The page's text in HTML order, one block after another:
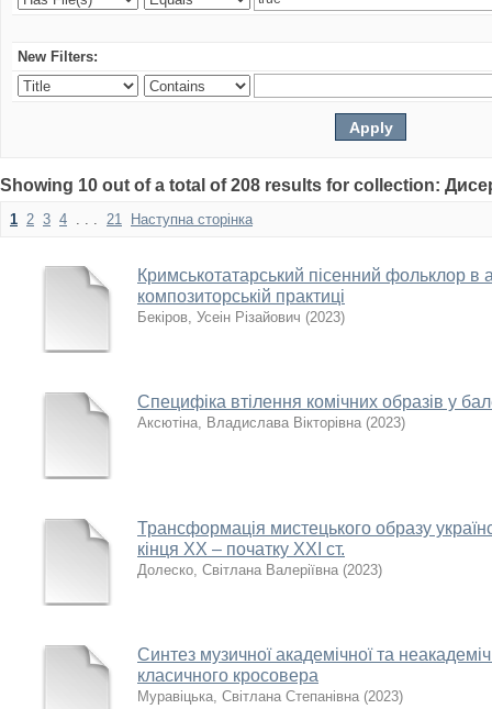
New Filters:
Showing 10 out of a total of 208 results for collection:
1 2 3 4 . . . 21 Наступна сторінка
Кримськотатарський пісенний фольклор в
композиторській практиці
Бекіров, Усеін Різайович (2023)
Специфіка втілення комічних образів у
Аксютіна, Владислава Вікторівна (2023)
Трансформація мистецького образу
кінця XX – початку XXI ст.
Долеско, Світлана Валеріївна (2023)
Синтез музичної академічної та
класичного кросовера
Муравіцька, Світлана Степанівна (2023)